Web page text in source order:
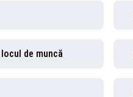
de muncă